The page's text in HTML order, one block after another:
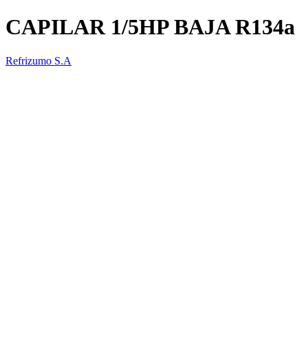
CAPILAR 1/5HP BAJA R134a
Refrizumo S.A